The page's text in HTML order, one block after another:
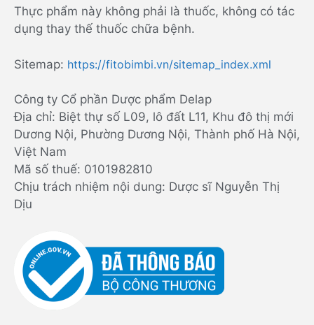
Thực phẩm này không phải là thuốc, không có tác
dụng thay thế thuốc chữa bệnh.
Sitemap: https://fitobimbi.vn/sitemap_index.xml
Công ty Cổ phần Dược phẩm Delap
Địa chỉ: Biệt thự số L09, lô đất L11, Khu đô thị mới
Dương Nội, Phường Dương Nội, Thành phố Hà Nội,
Việt Nam
Mã số thuế: 0101982810
Chịu trách nhiệm nội dung: Dược sĩ Nguyễn Thị
Dịu